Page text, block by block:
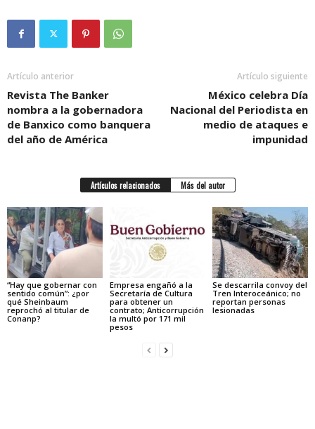
Artículo anterior
Revista The Banker
nombra a la gobernadora
de Banxico como banquera
del año de América
Artículo siguiente
México celebra Día
Nacional del Periodista en
medio de ataques e
impunidad
Artículos relacionados Más del autor
“Hay que gobernar con
sentido común”: ¿por
qué Sheinbaum
reprochó al titular de
Conanp?
Empresa engañó a la
Secretaría de Cultura
para obtener un
contrato; Anticorrupción
la multó por 171 mil
pesos
Se descarrila convoy del
Tren Interoceánico; no
reportan personas
lesionadas